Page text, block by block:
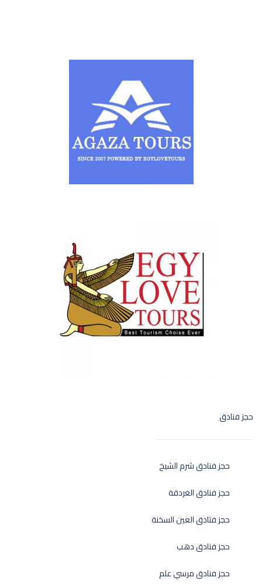
حجز فنادق
حجز فنادق شرم الشيخ
حجز فنادق الغردقة
حجز فتادق العين السخنة
حجز فنادق دهب
حجز فنادق مرسي علم